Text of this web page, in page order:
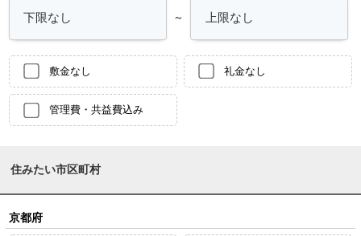
～
敷金なし 礼金なし
管理費・共益費込み
住みたい市区町村
京都府